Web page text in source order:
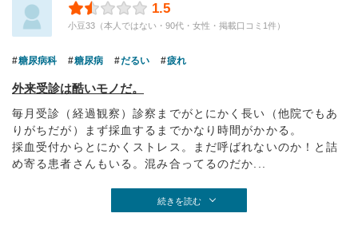
1.5
小豆33（本人ではない・90代・女性・掲載口コミ1件）
糖尿病科 糖尿病 だるい 疲れ
外来受診は酷いモノだ。
毎月受診（経過観察）診察までがとにかく長い（他院でもあ
りがちだが）まず採血するまでかなり時間がかかる。
採血受付からとにかくストレス。まだ呼ばれないのか！と詰
め寄る患者さんもいる。混み合ってるのだか...
続きを読む